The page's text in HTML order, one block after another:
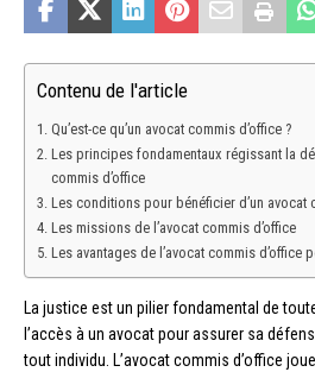
Contenu de l'article
Qu’est-ce qu’un avocat commis d’office ?
Les principes fondamentaux régissant la
commis d’office
Les conditions pour bénéficier d’un avocat
Les missions de l’avocat commis d’office
Les avantages de l’avocat commis d’office
La justice est un pilier fondamental de
l’accès à un avocat pour assurer sa
tout individu. L’avocat commis d’office